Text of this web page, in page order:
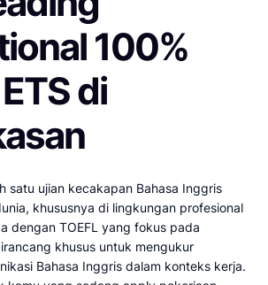
100%
di
satu ujian kecakapan Bahasa Inggris
khususnya di lingkungan profesional
dengan TOEFL yang fokus pada
khusus untuk mengukur
Bahasa Inggris dalam konteks kerja.